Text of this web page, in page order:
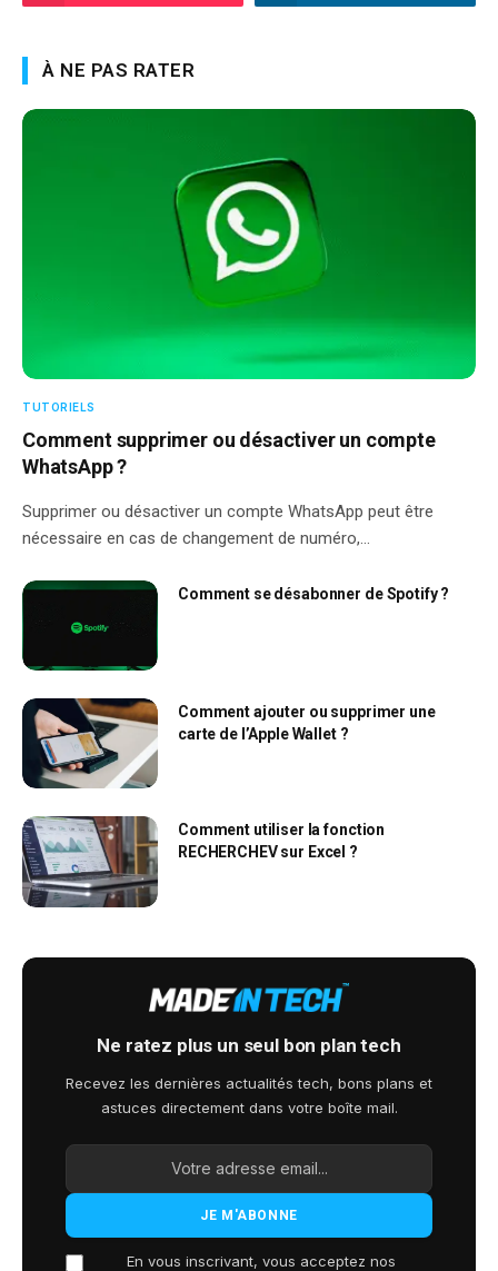
À NE PAS RATER
TUTORIELS
Comment supprimer ou désactiver un compte
WhatsApp ?
Supprimer ou désactiver un compte WhatsApp peut être
nécessaire en cas de changement de numéro,…
Comment se désabonner de Spotify ?
Comment ajouter ou supprimer une
carte de l’Apple Wallet ?
Comment utiliser la fonction
RECHERCHEV sur Excel ?
Ne ratez plus un seul bon plan tech
Recevez les dernières actualités tech, bons plans et
astuces directement dans votre boîte mail.
En vous inscrivant, vous acceptez nos